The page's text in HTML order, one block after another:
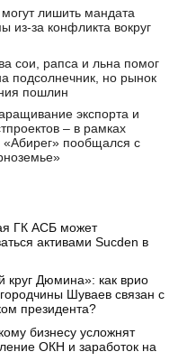
лишить мандата
из‑за конфликта вокруг
сои, рапса и льна помог
подсолнечник, но рынок
пошлин
экспорта и
– в рамках
пообщался с
ГК АСБ может
активами Sucden в
круг Дюмина»: как врио
Шуваев связан с
президента?
бизнесу усложнят
ОКН и заработок на